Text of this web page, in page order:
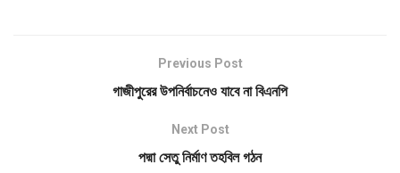
Previous Post
গাজীপুরের উপনির্বাচনেও যাবে না বিএনপি
Next Post
পদ্মা সেতু নির্মাণ তহবিল গঠন